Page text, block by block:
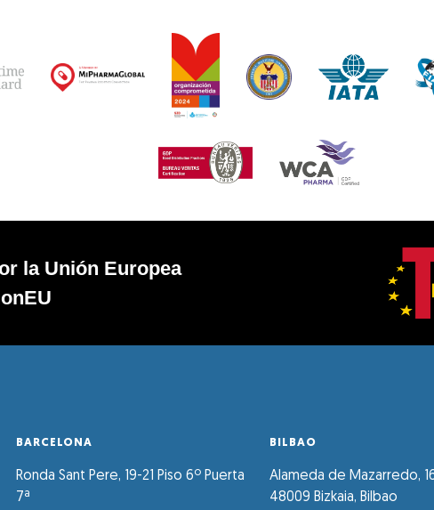
la Unión Europea
BARCELONA
Ronda Sant Pere, 19-21 Piso 6º Puerta
7ª
BILBAO
Alameda de Mazarredo,
48009 Bizkaia, Bilbao